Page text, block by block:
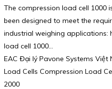
The compression load cell 1000
been designed to meet the
industrial weighing applications:
load cell 1000…
EAC Đại lý Pavone Systems Việt
Load Cells Compression Load
2000